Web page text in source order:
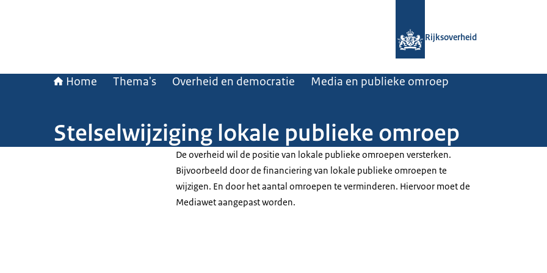
Rijksoverheid
Home Thema's Overheid en democratie Media en publieke omroep
Stelselwijziging lokale publieke omroep
De overheid wil de positie van lokale publieke omroepen versterken.
Bijvoorbeeld door de financiering van lokale publieke omroepen te
wijzigen. En door het aantal omroepen te verminderen. Hiervoor moet de
Mediawet aangepast worden.